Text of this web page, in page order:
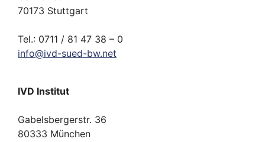
70173 Stuttgart
Tel.: 0711 / 81 47 38 – 0
info@ivd-sued-bw.net
IVD Institut
Gabelsbergerstr. 36
80333 München